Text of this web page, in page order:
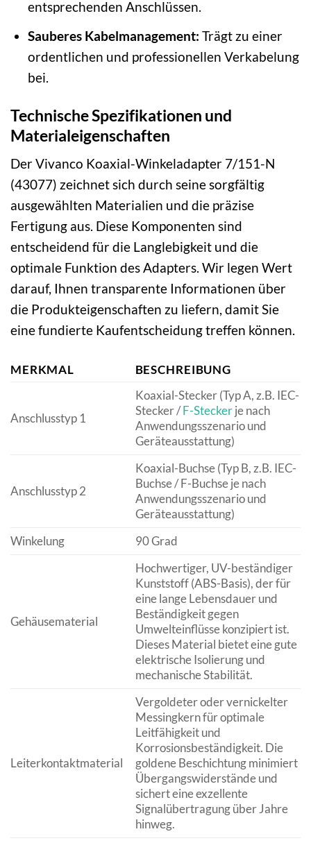
entsprechenden Anschlüssen.
Sauberes Kabelmanagement: Trägt zu einer
ordentlichen und professionellen Verkabelung
bei.
Technische Spezifikationen und
Materialeigenschaften
Der Vivanco Koaxial-Winkeladapter 7/151-N
(43077) zeichnet sich durch seine sorgfältig
ausgewählten Materialien und die präzise
Fertigung aus. Diese Komponenten sind
entscheidend für die Langlebigkeit und die
optimale Funktion des Adapters. Wir legen Wert
darauf, Ihnen transparente Informationen über
die Produkteigenschaften zu liefern, damit Sie
eine fundierte Kaufentscheidung treffen können.
MERKMAL BESCHREIBUNG
Anschlusstyp 1
Koaxial-Stecker (Typ A, z.B. IEC-
Stecker /F-Steckerje nach
Anwendungsszenario und
Geräteausstattung)
Anschlusstyp 2
Koaxial-Buchse (Typ B, z.B. IEC-
Buchse / F-Buchse je nach
Anwendungsszenario und
Geräteausstattung)
Winkelung
90 Grad
Gehäusematerial
Hochwertiger, UV-beständiger
Kunststoff (ABS-Basis), der für
eine lange Lebensdauer und
Beständigkeit gegen
Umwelteinflüsse konzipiert ist.
Dieses Material bietet eine gute
elektrische Isolierung und
mechanische Stabilität.
Leiterkontaktmaterial
Vergoldeter oder vernickelter
Messingkern für optimale
Leitfähigkeit und
Korrosionsbeständigkeit. Die
goldene Beschichtung minimiert
Übergangswiderstände und
sichert eine exzellente
Signalübertragung über Jahre
hinweg.